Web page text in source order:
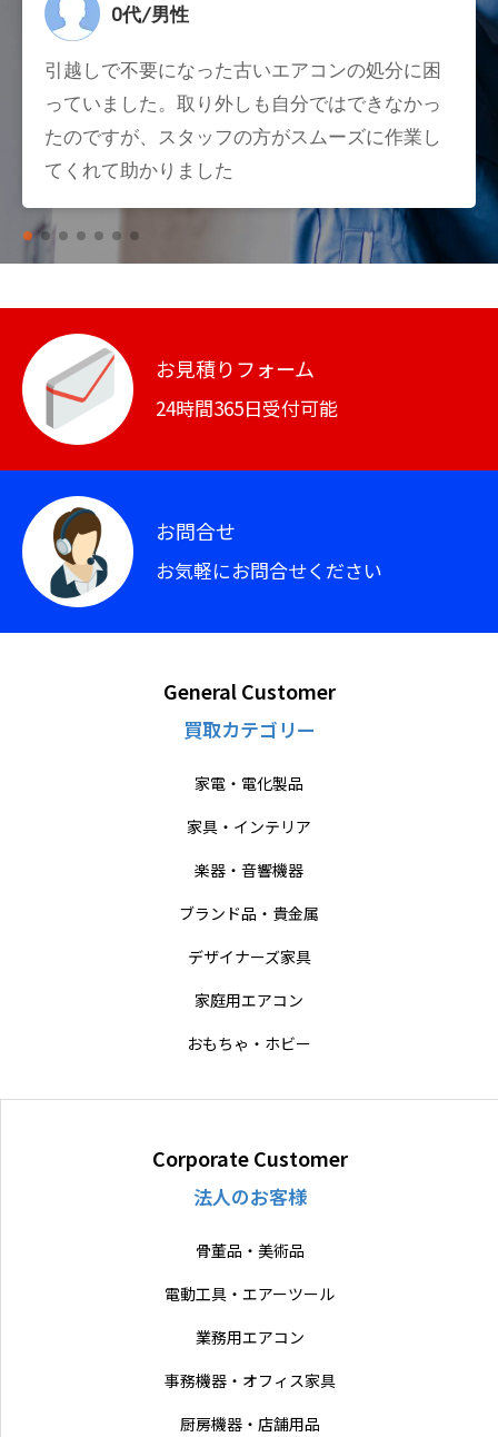
0代/男性
引越しで不要になった古いエアコンの処分に困
っていました。取り外しも自分ではできなかっ
たのですが、スタッフの方がスムーズに作業し
てくれて助かりました
お見積りフォーム
24時間365日受付可能
お問合せ
お気軽にお問合せください
General Customer
買取カテゴリー
家電・電化製品
家具・インテリア
楽器・音響機器
ブランド品・貴金属
デザイナーズ家具
家庭用エアコン
おもちゃ・ホビー
Corporate Customer
法人のお客様
骨董品・美術品
電動工具・エアーツール
業務用エアコン
事務機器・オフィス家具
厨房機器・店舗用品